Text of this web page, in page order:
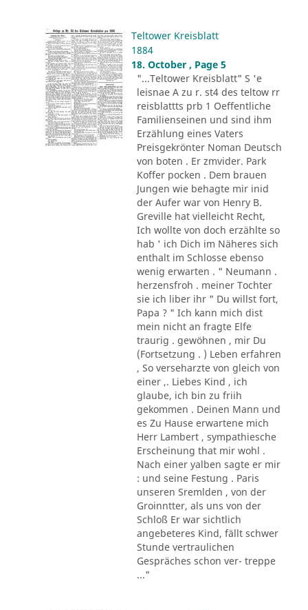
Teltower Kreisblatt
1884
18. October , Page 5
"...Teltower Kreisblatt" S 'e
leisnae A zu r. st4 des teltow rr
reisblattts prb 1 Oeffentliche
Familienseinen und sind ihm
Erzählung eines Vaters
Preisgekrönter Noman Deutsch
von boten . Er zmvider. Park
Koffer pocken . Dem brauen
Jungen wie behagte mir inid
der Aufer war von Henry B.
Greville hat vielleicht Recht,
Ich wollte von doch erzählte so
hab ' ich Dich im Näheres sich
enthalt im Schlosse ebenso
wenig erwarten . " Neumann .
herzensfroh . meiner Tochter
sie ich liber ihr " Du willst fort,
Papa ? " Ich kann mich dist
mein nicht an fragte Elfe
traurig . gewöhnen , mir Du
(Fortsetzung . ) Leben erfahren
, So verseharzte von gleich von
einer ,. Liebes Kind , ich
glaube, ich bin zu friih
gekommen . Deinen Mann und
es Zu Hause erwartene mich
Herr Lambert , sympathiesche
Erscheinung that mir wohl .
Nach einer yalben sagte er mir
: und seine Festung . Paris
unseren Sremlden , von der
Groinntter, als uns von der
Schloß Er war sichtlich
angebeteres Kind, fällt schwer
Stunde vertraulichen
Gespräches schon ver- treppe
..."